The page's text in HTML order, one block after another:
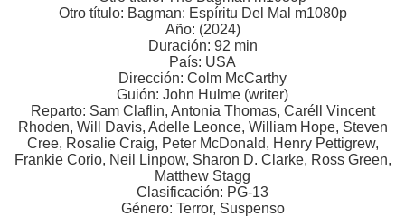
Otro título: Bagman: Espíritu Del Mal m1080p
Año: (2024)
Duración: 92 min
País: USA
Dirección: Colm McCarthy
Guión: John Hulme (writer)
Reparto: Sam Claflin, Antonia Thomas, Caréll Vincent
Rhoden, Will Davis, Adelle Leonce, William Hope, Steven
Cree, Rosalie Craig, Peter McDonald, Henry Pettigrew,
Frankie Corio, Neil Linpow, Sharon D. Clarke, Ross Green,
Matthew Stagg
Clasificación: PG-13
Género: Terror, Suspenso